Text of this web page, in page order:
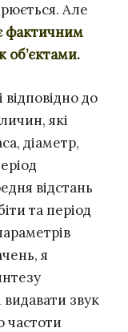
Але
фактичним
об’єктами.
до
які
діаметр,
відстань
та період
я
видавати звук
частоти